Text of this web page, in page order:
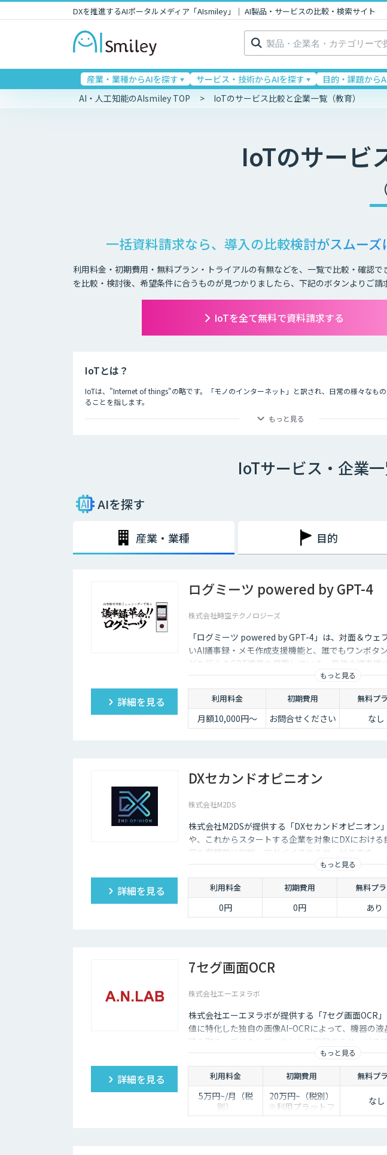
DXを推進するAIポータルメディア「AIsmiley」｜ AI製品・サービスの比較・検索サイト
検
索:
産業・業種からAIを探す サービス・技術からAIを探す 目的・課題から
AI・人工知能のAIsmiley TOP IoTのサービス比較と企業一覧（教育）
IoTのサービ
一括資料請求なら、導入の比較検討がスムーズ
利用料金・初期費用・無料プラン・トライアルの有無などを、一覧で比較・確認で
を比較・検討後、希望条件に合うものが見つかりましたら、下記のボタンよりご請
IoTを全て無料で資料請求する
IoTとは？
IoTは、"Internet of things"の略です。「モノのインターネット」と訳され、日常の様々なも
ることを指します。
IoTによってできることは主に二つあり、一つ目はモノの遠隔操作です。インターネットにつ
期待されています。
もっと見る
IoTサービス・企業
AIを探す
産業・業種 目的
ログミーツ powered by GPT-4
株式会社時空テクノロジーズ
「ログミーツ powered by GPT-4」は、対面＆ウェ
いAI議事録・メモ作成支援機能と、誰でもワンボタ
どを行えるGPT機能を搭載している、最強会議支援
もっと見る
詳細を見る 利用料金 初期費用 無料プ
月額10,000円～ お問合せください なし
DXセカンドオピニオン
株式会社M2DS
株式会社M2DSが提供する「DXセカンドオピニオン
や、これからスタートする企業を対象にDXにおけ
況を客観的に診断・アドバイスするサービスです
もっと見る
詳細を見る 利用料金 初期費用 無料プ
0円 0円 あり
7セグ画面OCR
株式会社エーエヌラボ
株式会社エーエヌラボが提供する「7セグ画面OCR
値に特化した独自の画像AIｰOCRによって、機器の
読み取り、デジタルデータとして記録するサービス
もっと見る
詳細を見る 利用料金 初期費用 無料プ
5万円~/月（税
別）
※ユーザ数、使用
20万円~（税別）
※利用プラットフ
ォームや必要なチ
なし